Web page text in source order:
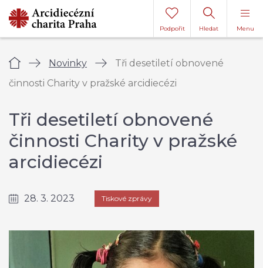
Menu
Hledat
Podpořit
Úvod Novinky
Tři desetiletí obnovené
činnosti Charity v pražské arcidiecézi
Tři desetiletí obnovené
činnosti Charity v pražské
arcidiecézi
28. 3. 2023 Tiskové zprávy